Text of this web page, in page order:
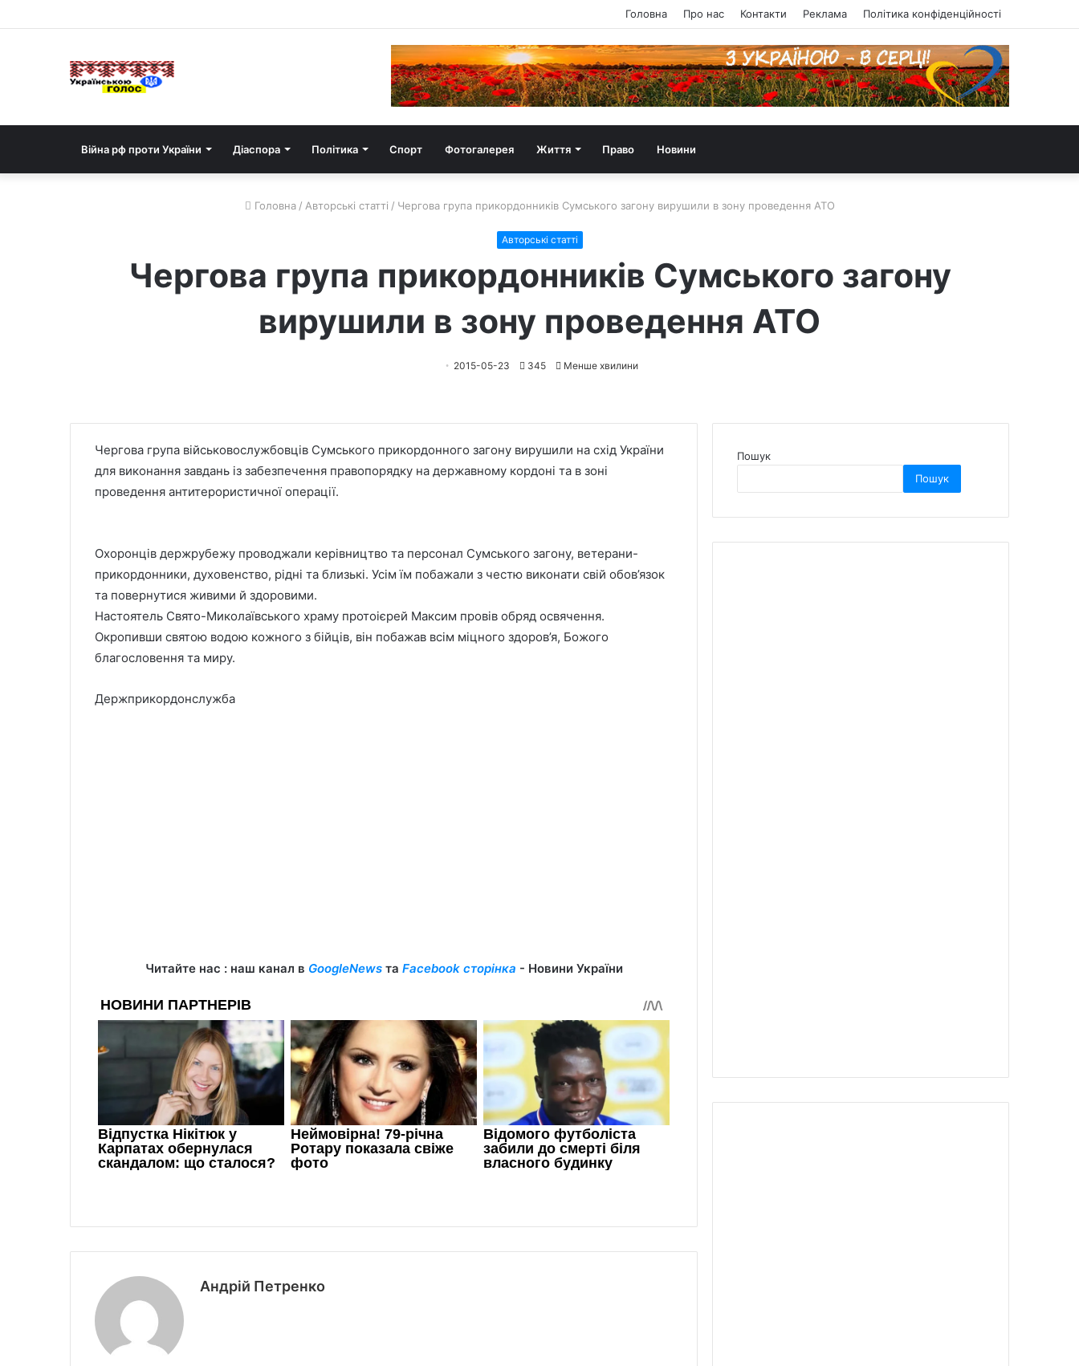
Головна Про нас Контакти Реклама Політика конфіденційності
Війна рф проти України Діаспора Політика Спорт Фотогалерея Життя Право Новини
Головна / Авторські статті / Чергова група прикордонників Сумського загону вирушили в зону проведення АТО
Авторські статті
Чергова група прикордонників Сумського загону
вирушили в зону проведення АТО
2015-05-23 345 Менше хвилини
Чергова група військовослужбовців Сумського прикордонного загону вирушили на схід України
для виконання завдань із забезпечення правопорядку на державному кордоні та в зоні
проведення антитерористичної операції.
Охоронців держрубежу проводжали керівництво та персонал Сумського загону, ветерани-
прикордонники, духовенство, рідні та близькі. Усім їм побажали з честю виконати свій обов’язок
та повернутися живими й здоровими.
Настоятель Свято-Миколаївського храму протоієрей Максим провів обряд освячення.
Окропивши святою водою кожного з бійців, він побажав всім міцного здоров’я, Божого
благословення та миру.
Держприкордонслужба
Читайте нас : наш канал в GoogleNewsта Facebook сторінка - Новини України
Андрій Петренко
Пошук
Пошук